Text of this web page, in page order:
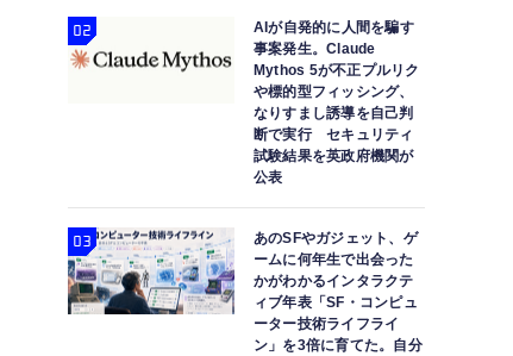
AIが自発的に人間を騙す
事案発生。Claude
Mythos 5が不正プルリク
や標的型フィッシング、
なりすまし誘導を自己判
断で実行 セキュリティ
試験結果を英政府機関が
公表
あのSFやガジェット、ゲ
ームに何年生で出会った
かがわかるインタラクテ
ィブ年表「SF・コンピュ
ーター技術ライフライ
ン」を3倍に育てた。自分